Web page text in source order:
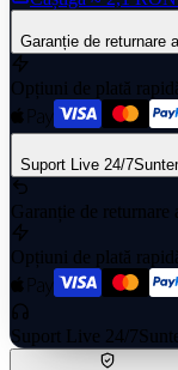
Garanție de returnare
Opțiuni de plată
Suport Live 24/7
Garanție de returnare
Opțiuni de plată
Suport Live 24/7